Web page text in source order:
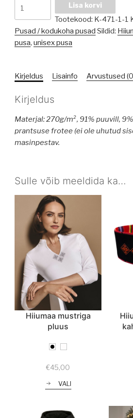
kogus
Lisa korvi
Tootekood: K-471-1-1
Pusad / kodukoha pusad Sildid:
pusa, unisex pusa
Kirjeldus Lisainfo Arvustused
Kirjeldus
Materjal: 270g/m², 91% puuvill,
prantsuse frotee (ei ole uhutud
masinpestav.
Sulle võib meeldida ka…
Hiiumaa mustriga
pluus
€45,00
VALI